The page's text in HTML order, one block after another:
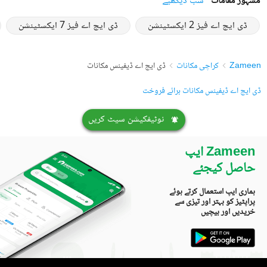
ڈی ایچ اے فیز 2 ایکسٹینشن
ڈی ایچ اے فیز 7 ایکسٹینشن
Zameen کراچی مکانات
ڈی ایچ اے ڈیفینس مکانات
ڈی ایچ اے ڈیفینس مکانات برائے فروخت
نوٹیفکیشن سیٹ کریں
Zameen ایپ
حاصل کیجئے
ہماری ایپ استعمال کرتے ہوئے
پراپٹیز کو بہتر اور تیزی سے
خریدیں اور بیچیں